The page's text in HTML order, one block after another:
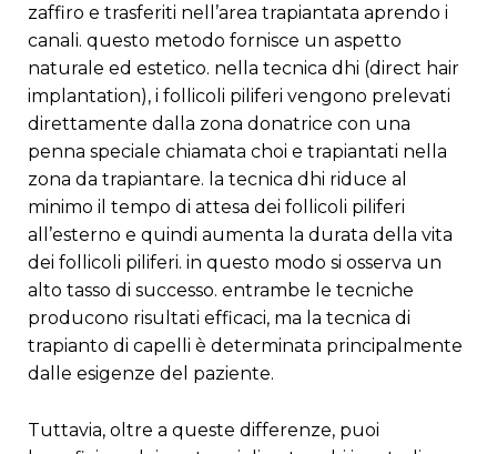
zaffiro e trasferiti nell’area trapiantata aprendo i
canali. questo metodo fornisce un aspetto
naturale ed estetico. nella tecnica dhi (direct hair
implantation), i follicoli piliferi vengono prelevati
direttamente dalla zona donatrice con una
penna speciale chiamata choi e trapiantati nella
zona da trapiantare. la tecnica dhi riduce al
minimo il tempo di attesa dei follicoli piliferi
all’esterno e quindi aumenta la durata della vita
dei follicoli piliferi. in questo modo si osserva un
alto tasso di successo. entrambe le tecniche
producono risultati efficaci, ma la tecnica di
trapianto di capelli è determinata principalmente
dalle esigenze del paziente.
tuttavia, oltre a queste differenze, puoi